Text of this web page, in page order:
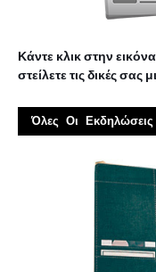
Κάντε κλικ στην
στείλετε τις δικές σας
Όλες Οι Εκδηλώσεις